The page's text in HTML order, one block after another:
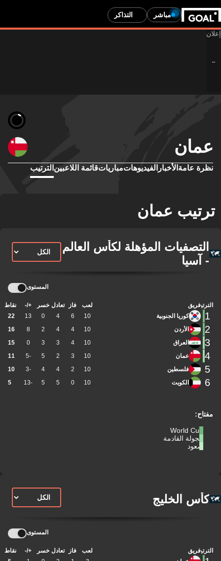
مباشر التذاكر
عمان
نظرة عامة الأخبار الفيديوهاتمبارياتقائمة اللاعبين الترتيب
ترتيب عمان
التصفيات المؤهلة لكأس العالم
- آسيا
المستوى
مفتاح:
World Cup
الجولة القادمة
صعود
الترتيبفريق لعب فاز تعادل خسر +/- نقاط
1 كوريا الجنوبية 10
6
4
0
13
22
2 الأردن 10
4
4
2
8
16
3 العراق 10
4
3
3
0
15
4 عمان 10
3
2
5
-5
11
5 فلسطين 10
2
4
4
-3
10
6 الكويت 10
0
5
5
-13
5
كأس الخليج
المستوى
الترتيبفريق لعب فاز تعادل خسر +/- نقاط